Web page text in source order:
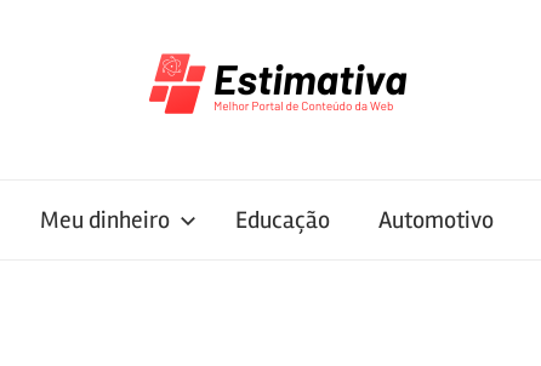
Meu dinheiro Educação Automotivo